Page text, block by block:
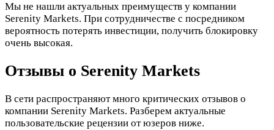
Мы не нашли актуальных преимуществ у компании
Serenity Markets. При сотрудничестве с посредником
вероятность потерять инвестиции, получить блокировку
очень высокая.
Отзывы о Serenity Markets
В сети распространяют много критических отзывов о
компании Serenity Markets. Разберем актуальные
пользовательские рецензии от юзеров ниже.